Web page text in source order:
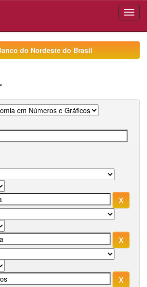
do Nordeste do Brasil